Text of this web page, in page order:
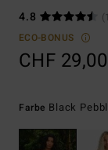
4.8
ECO-BONUS
CHF 29,00
Farbe Black